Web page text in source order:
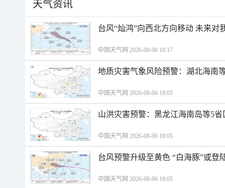
天气资讯
台风“灿鸿”向西北方向移动 未来对
中国天气网 2026-08-06 18:17
地质灾害气象风险预警：湖北海南
中国天气网 2026-08-06 18:05
山洪灾害预警：黑龙江海南岛等5
中国天气网 2026-08-06 18:05
台风预警升级至黄色 “白海豚”或登
中国天气网 2026-08-06 18:05